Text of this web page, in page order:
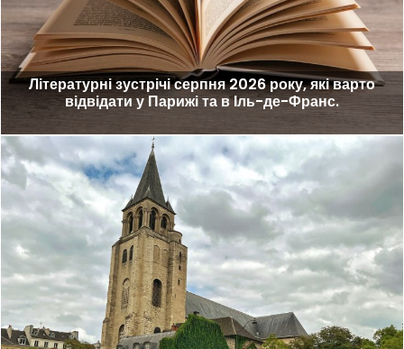
Літературні зустрічі серпня 2026 року, які варто
відвідати у Парижі та в Іль-де-Франс.